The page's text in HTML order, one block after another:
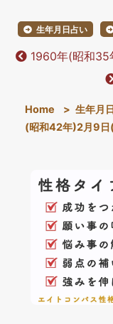
生年月日占い
1960年(昭和35
Home > 生年月
(昭和42年)2月9日